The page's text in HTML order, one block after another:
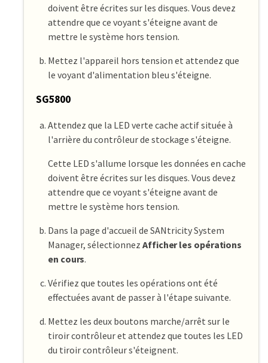
doivent être écrites sur les disques. Vous devez
attendre que ce voyant s'éteigne avant de
mettre le système hors tension.
Mettez l'appareil hors tension et attendez que
le voyant d'alimentation bleu s'éteigne.
SG5800
Attendez que la LED verte cache actif située à
l'arrière du contrôleur de stockage s'éteigne.
Cette LED s'allume lorsque les données en cache
doivent être écrites sur les disques. Vous devez
attendre que ce voyant s'éteigne avant de
mettre le système hors tension.
Dans la page d'accueil de SANtricity System
Manager, sélectionnez Afficher les opérations
en cours.
Vérifiez que toutes les opérations ont été
effectuées avant de passer à l'étape suivante.
Mettez les deux boutons marche/arrêt sur le
tiroir contrôleur et attendez que toutes les LED
du tiroir contrôleur s'éteignent.